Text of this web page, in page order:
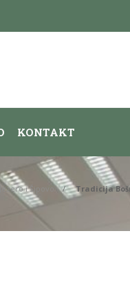
KONTAKT
i Šipovo
Tradicija